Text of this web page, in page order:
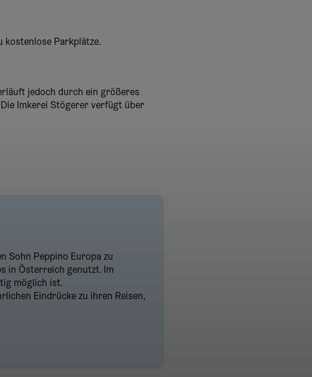
kostenlose Parkplätze.
jedoch durch ein größeres
Die Imkerei Stögerer verfügt über
Sohn Peppino Europa zu
in Österreich genutzt. Im
möglich ist.
Eindrücke zu ihren Reisen,